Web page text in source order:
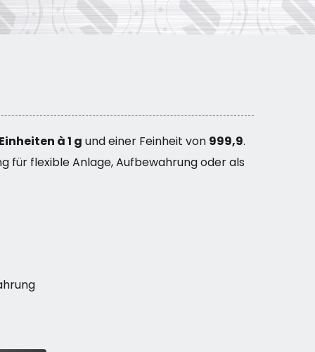
à 1 g und einer Feinheit von 999,9.
für flexible Anlage, Aufbewahrung oder als